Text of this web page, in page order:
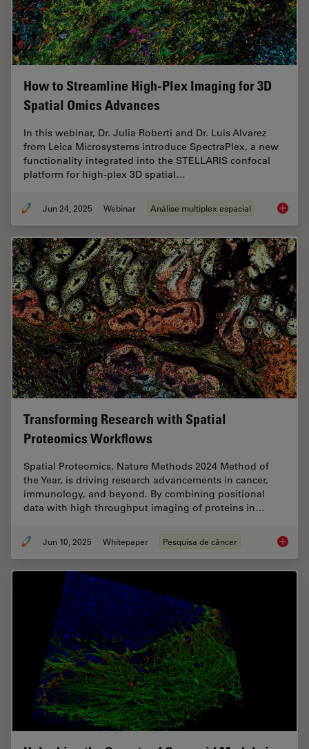
How to Streamline High-Plex Imaging for 3D
Spatial Omics Advances
In this webinar, Dr. Julia Roberti and Dr. Luis Alvarez
from Leica Microsystems introduce SpectraPlex, a new
functionality integrated into the STELLARIS confocal
platform for high-plex 3D spatial…
Jun 24, 2025 Webinar Análise multiplex espacial How to
Transforming Research with Spatial
Proteomics Workflows
Spatial Proteomics, Nature Methods 2024 Method of
the Year, is driving research advancements in cancer,
immunology, and beyond. By combining positional
data with high throughput imaging of proteins in…
Jun 10, 2025 Whitepaper Pesquisa de câncer